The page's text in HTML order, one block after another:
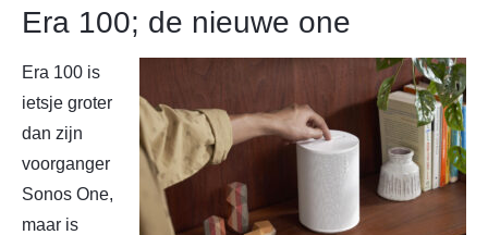
Era 100; de nieuwe one
Era 100 is
ietsje groter
dan zijn
voorganger
Sonos One,
maar is